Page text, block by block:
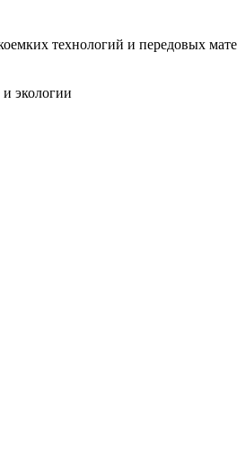
технологий и передовых
экологии